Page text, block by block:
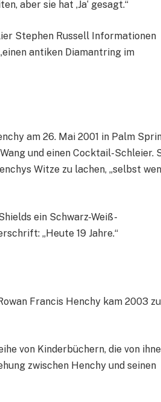
aber sie hat ‚Ja‘ gesagt.“
Stephen Russell Informationen
antiken Diamantring im
am 26. Mai 2001 in Palm
und einen Cocktail-Schleier.
Witze zu lachen, „selbst
ein Schwarz-Weiß-
„Heute 19 Jahre.“
Francis Henchy kam 2003
von Kinderbüchern, die von
zwischen Henchy und seinen